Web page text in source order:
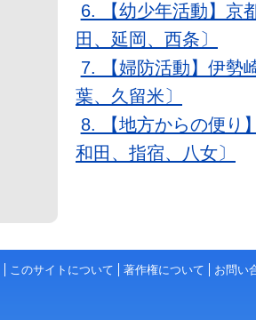
6. 【幼少年活動】京
田、延岡、西条〕
7. 【婦防活動】伊勢
葉、久留米〕
8. 【地方からの便り
和田、指宿、八女〕
このサイトについて 著作権について お問い